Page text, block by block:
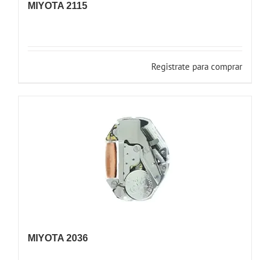
MIYOTA 2115
Registrate para comprar
MIYOTA 2036